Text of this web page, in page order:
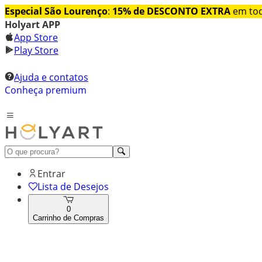
Especial São Lourenço: 15% de DESCONTO EXTRA em
Holyart APP
App Store
Play Store
Ajuda e contatos
Conheça premium
Entrar
Lista de Desejos
0
Carrinho de Compras